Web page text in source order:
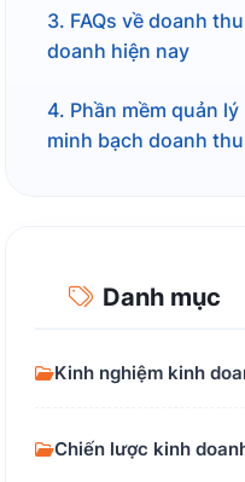
3. FAQs về doanh
doanh hiện nay
4. Phần mềm quản
minh bạch doanh
Danh mục
Kinh nghiệm kinh
Chiến lược kinh